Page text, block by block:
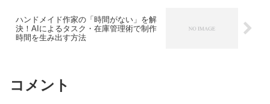
ハンドメイド作家の「時間がない」を解
決！AIによるタスク・在庫管理術で制作
時間を生み出す方法
コメント